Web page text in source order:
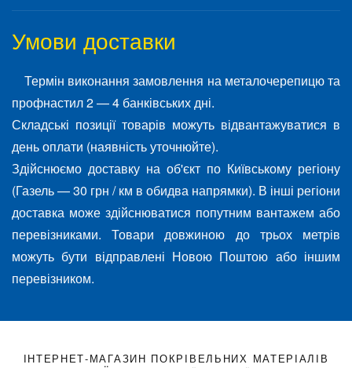
Умови доставки
Термін виконання замовлення на металочерепицю та
профнастил 2 — 4 банківських дні.
Складські позиції товарів можуть відвантажуватися в
день оплати (наявність уточнюйте).
Здійснюємо доставку на об'єкт по Київському регіону
(Газель — 30 грн / км в обидва напрямки). В інші регіони
доставка може здійснюватися попутним вантажем або
перевізниками. Товари довжиною до трьох метрів
можуть бути відправлені Новою Поштою або іншим
перевізником.
ІНТЕРНЕТ-МАГАЗИН ПОКРІВЕЛЬНИХ МАТЕРІАЛІВ